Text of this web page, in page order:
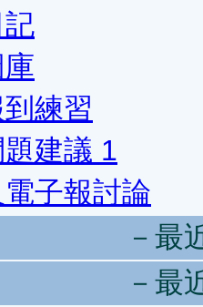
練習
建議 1
子報討論
－最
－最